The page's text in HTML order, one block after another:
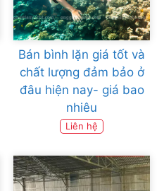
Bán bình lặn giá tốt và
chất lượng đảm bảo ở
đâu hiện nay- giá bao
nhiêu
Liên hệ